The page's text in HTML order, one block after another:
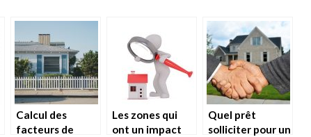
Calcul des
facteurs de
Les zones qui
ont un impact
Quel prêt
solliciter pour un